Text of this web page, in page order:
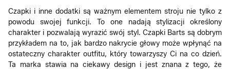
Czapki i inne dodatki są ważnym elementem stroju nie tylko z
powodu swojej funkcji. To one nadają stylizacji określony
charakter i pozwalają wyrazić swój styl. Czapki Barts są dobrym
przykładem na to, jak bardzo nakrycie głowy może wpłynąć na
ostateczny charakter outfitu, który towarzyszy Ci na co dzień.
Ta marka stawia na ciekawy design i jest znana z tego, że